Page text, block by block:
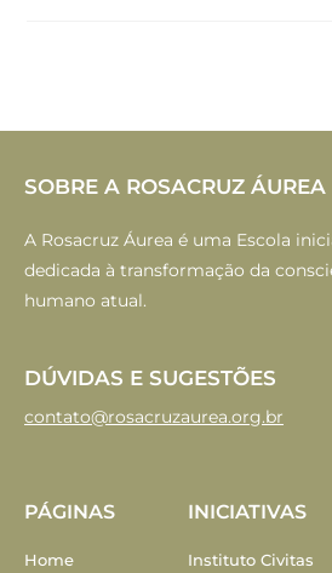
SOBRE A ROSACRUZ ÁUREA
A Rosacruz Áurea é uma Escola
dedicada à transformação da
humano atual.
DÚVIDAS E SUGESTÕES
contato@rosacruzaurea.org.br
PÁGINAS
Home
INICIATIVAS
Instituto Civitas